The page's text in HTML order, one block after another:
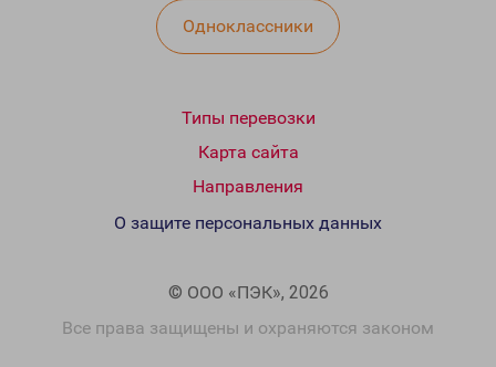
Одноклассники
Типы перевозки
Карта сайта
Направления
© ООО «ПЭК», 2026
Все права защищены и охраняются законом
О защите персональных данных